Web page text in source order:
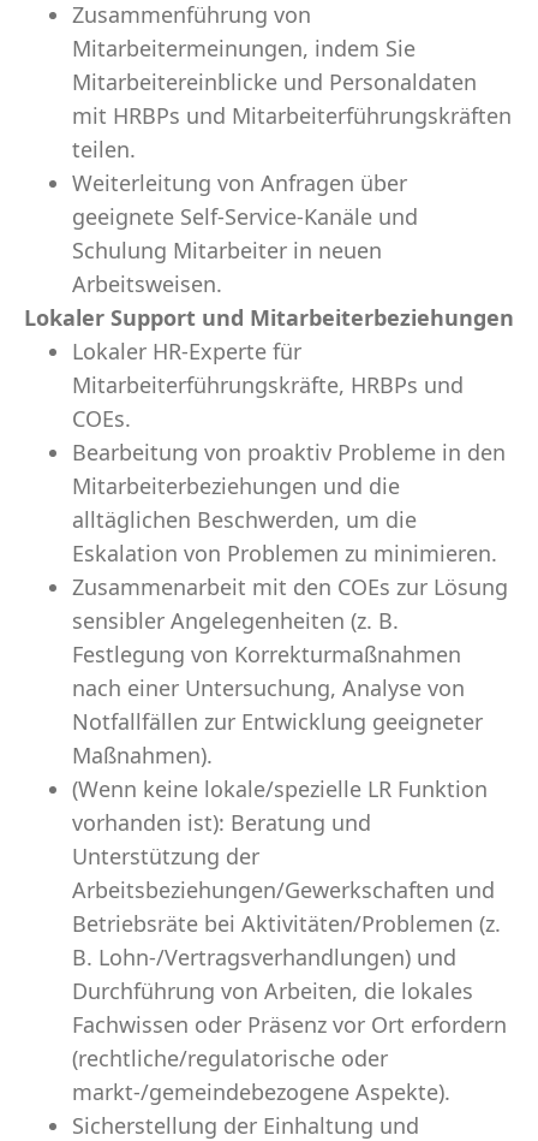
Zusammenführung von
Mitarbeitermeinungen, indem Sie
Mitarbeitereinblicke und Personaldaten
mit HRBPs und Mitarbeiterführungskräften
teilen.
Weiterleitung von Anfragen über
geeignete Self-Service-Kanäle und
Schulung Mitarbeiter in neuen
Arbeitsweisen.
Lokaler Support und Mitarbeiterbeziehungen
Lokaler HR-Experte für
Mitarbeiterführungskräfte, HRBPs und
COEs.
Bearbeitung von proaktiv Probleme in den
Mitarbeiterbeziehungen und die
alltäglichen Beschwerden, um die
Eskalation von Problemen zu minimieren.
Zusammenarbeit mit den COEs zur Lösung
sensibler Angelegenheiten (z. B.
Festlegung von Korrekturmaßnahmen
nach einer Untersuchung, Analyse von
Notfallfällen zur Entwicklung geeigneter
Maßnahmen).
(Wenn keine lokale/spezielle LR Funktion
vorhanden ist): Beratung und
Unterstützung der
Arbeitsbeziehungen/Gewerkschaften und
Betriebsräte bei Aktivitäten/Problemen (z.
B. Lohn-/Vertragsverhandlungen) und
Durchführung von Arbeiten, die lokales
Fachwissen oder Präsenz vor Ort erfordern
(rechtliche/regulatorische oder
markt-/gemeindebezogene Aspekte).
Sicherstellung der Einhaltung und